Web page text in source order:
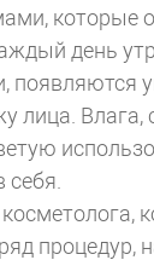
которые
день
появляются
лица.
процедур,